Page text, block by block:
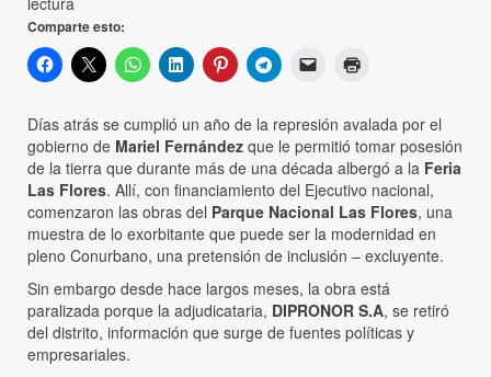
Comparte esto:
Días atrás se cumplió un año de la represión avalada por el
gobierno de Mariel Fernández que le permitió tomar posesión
de la tierra que durante más de una década albergó a la Feria
Las Flores. Allí, con financiamiento del Ejecutivo nacional,
comenzaron las obras del Parque Nacional Las Flores, una
muestra de lo exorbitante que puede ser la modernidad en
pleno Conurbano, una pretensión de inclusión – excluyente.
Sin embargo desde hace largos meses, la obra está
paralizada porque la adjudicataria, DIPRONOR S.A, se retiró
del distrito, información que surge de fuentes políticas y
empresariales.